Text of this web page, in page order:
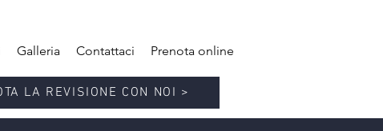
Galleria Contattaci Prenota online
LA REVISIONE CON NOI >